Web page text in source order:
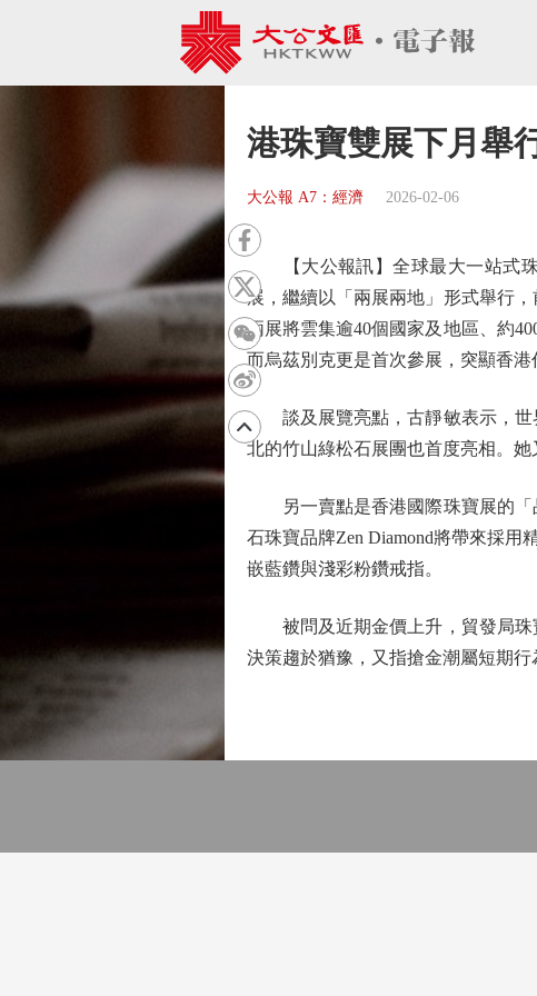
港珠寶雙展下月舉
大公報 A7：經濟 2026-02-06
【大公報訊】全球最大一站式珠
展，繼續以「兩展兩地」形式舉行
兩展將雲集逾40個國家及地區、約
而烏茲別克更是首次參展，突顯香港
談及展覽亮點，古靜敏表示，世界
北的竹山綠松石展團也首度亮相。她
另一賣點是香港國際珠寶展的「
石珠寶品牌Zen Diamond將帶來採
嵌藍鑽與淺彩粉鑽戒指。
被問及近期金價上升，貿發局珠
決策趨於猶豫，又指搶金潮屬短期